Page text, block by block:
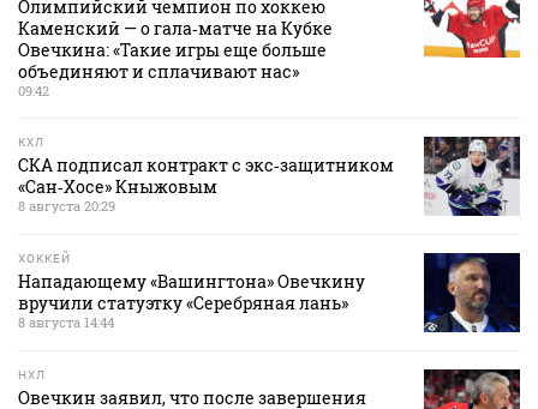
Олимпийский чемпион по хоккею
Каменский — о гала‑матче на Кубке
Овечкина: «Такие игры еще больше
объединяют и сплачивают нас»
09:42
КХЛ
СКА подписал контракт с экс‑защитником
«Сан‑Хосе» Кныжовым
8 августа 20:29
ХОККЕЙ
Нападающему «Вашингтона» Овечкину
вручили статуэтку «Серебряная лань»
8 августа 14:44
НХЛ
Овечкин заявил, что после завершения